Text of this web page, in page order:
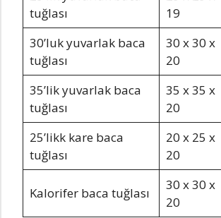
tuğlası
19
30’luk yuvarlak baca
tuğlası
30 x 30 x
20
35’lik yuvarlak baca
tuğlası
35 x 35 x
20
25’likk kare baca
tuğlası
20 x 25 x
20
Kalorifer baca tuğlası
30 x 30 x
20